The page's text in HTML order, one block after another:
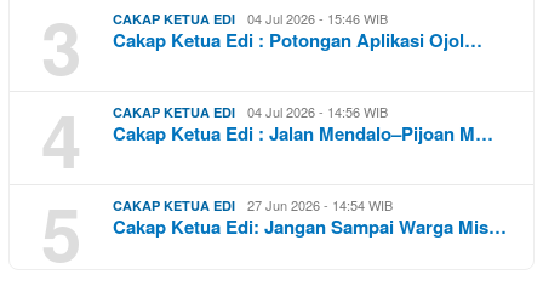
3 CAKAP KETUA EDI 04 Jul 2026 - 15:46 WIB
Cakap Ketua Edi : Potongan Aplikasi Ojol…
4 CAKAP KETUA EDI 04 Jul 2026 - 14:56 WIB
Cakap Ketua Edi : Jalan Mendalo–Pijoan M…
5 CAKAP KETUA EDI 27 Jun 2026 - 14:54 WIB
Cakap Ketua Edi: Jangan Sampai Warga Mis…